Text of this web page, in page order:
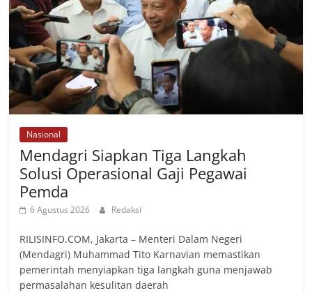
Nasional
Mendagri Siapkan Tiga Langkah
Solusi Operasional Gaji Pegawai
Pemda
6 Agustus 2026 Redaksi
RILISINFO.COM, Jakarta – Menteri Dalam Negeri
(Mendagri) Muhammad Tito Karnavian memastikan
pemerintah menyiapkan tiga langkah guna menjawab
permasalahan kesulitan daerah